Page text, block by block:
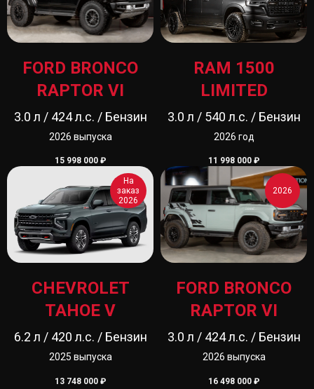
FORD BRONCO
RAPTOR VI
3.0 л / 424 л.с. / Бензин
2026 выпуска
15 998 000 ₽
RAM 1500
LIMITED
3.0 л / 540 л.с. / Бензин
2026 год
11 998 000 ₽
На
заказ
2026
CHEVROLET
TAHOE V
6.2 л / 420 л.с. / Бензин
2025 выпуска
13 748 000 ₽
2026
FORD BRONCO
RAPTOR VI
3.0 л / 424 л.с. / Бензин
2026 выпуска
16 498 000 ₽